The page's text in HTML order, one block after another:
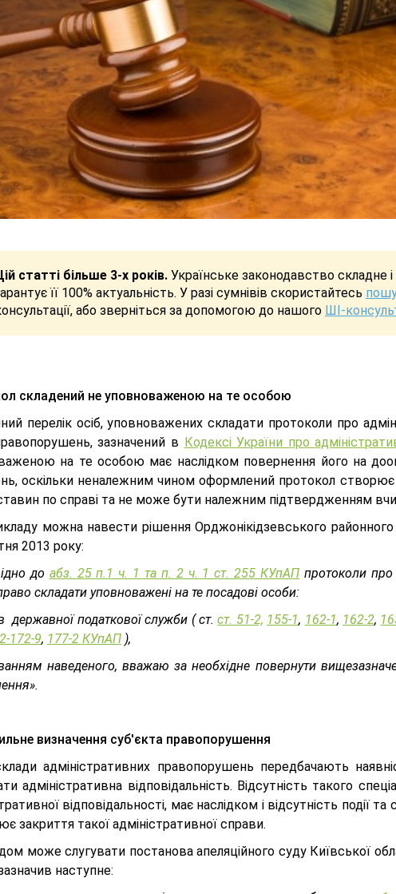
статті більше 3-х років. Українське законодавство складне
її 100% актуальність. У разі сумнівів скористайтесь
або зверніться за допомогою до нашого ШІ-
складений не уповноваженою на те особою
перелік осіб, уповноважених складати протоколи про
зазначений в Кодексі України про
на те особою має наслідком повернення його на
оскільки неналеж­ним чином оформлений протокол створює
по справі та не може бути належним підтвердженням
можна навести рішення Орджонікідзевського
2013 року:
до абз. 25 п.1 ч. 1 та п. 2 ч. 1 ст. 255 КУпАП протоколи
складати уповноважені на те посадові особи:
державної податкової служби ( ст.ст. 51-2, 155-1, 162-1, 162-2,
172-9, 177-2 КУпАП ),
наведеного, вважаю за необхідне повернути
визначення суб'єкта правопорушення
адміністративних правопорушень передбачають
адміністративна відповідальність. Відсутність такого
відповідальності, має наслідком і відсутність події
закриття такої адміністративної справи.
може слугувати постанова апеляційного суду Київської
наступне: